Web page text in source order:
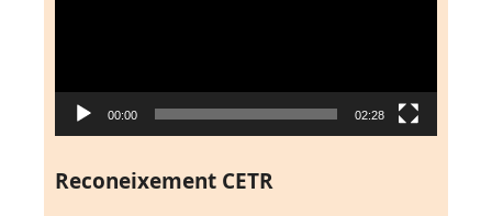
00:00 02:28
Reconeixement CETR